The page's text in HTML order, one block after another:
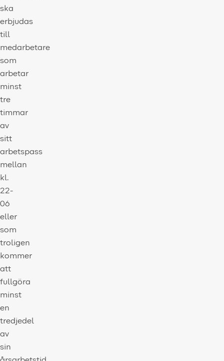
ska
erbjudas
till
medarbetare
som
arbetar
minst
tre
timmar
av
sitt
arbetspass
mellan
kl.
22-
06
eller
som
troligen
kommer
att
fullgöra
minst
en
tredjedel
av
sin